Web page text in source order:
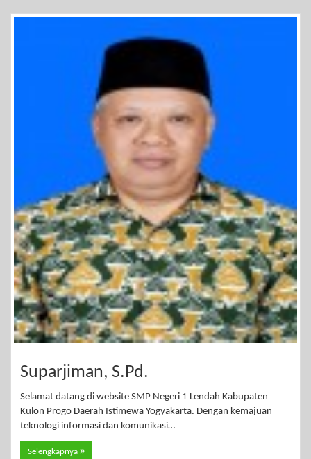
Suparjiman, S.Pd.
Selamat datang di website SMP Negeri 1 Lendah Kabupaten
Kulon Progo Daerah Istimewa Yogyakarta. Dengan kemajuan
teknologi informasi dan komunikasi…
Selengkapnya